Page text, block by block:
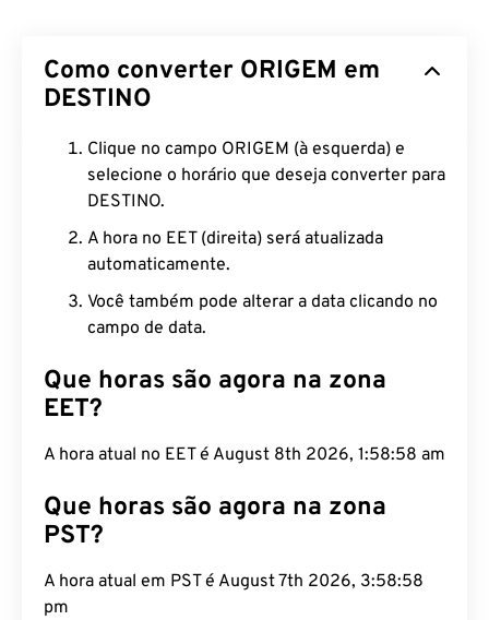
Como converter ORIGEM em
DESTINO
Clique no campo ORIGEM (à esquerda) e
selecione o horário que deseja converter para
DESTINO.
A hora no EET (direita) será atualizada
automaticamente.
Você também pode alterar a data clicando no
campo de data.
Que horas são agora na zona
EET?
A hora atual no EET é August 8th 2026, 1:58:59 am
Que horas são agora na zona
PST?
A hora atual em PST é August 7th 2026, 3:58:59
pm